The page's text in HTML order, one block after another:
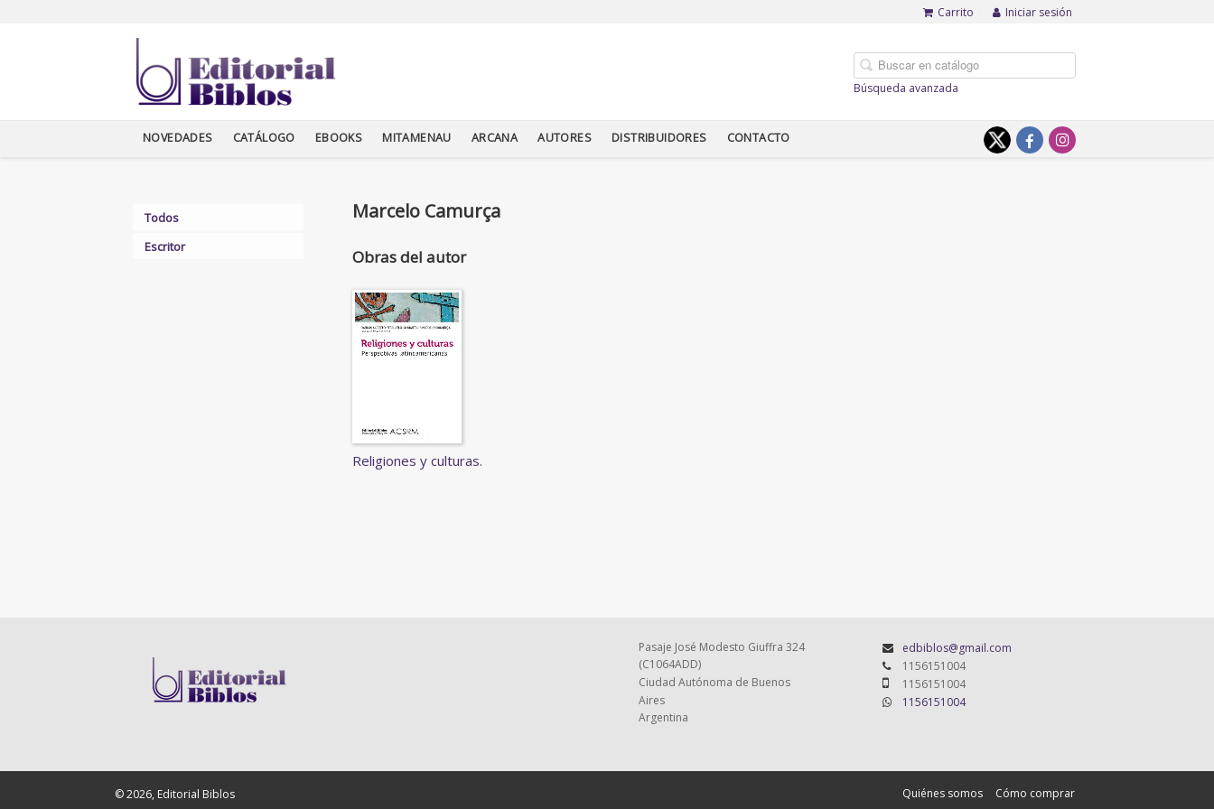
Carrito Iniciar sesión
Búsqueda avanzada
NOVEDADES CATÁLOGO EBOOKS MITAMENAU ARCANA AUTORES DISTRIBUIDORES CONTACTO
Todos
Escritor
Marcelo Camurça
Obras del autor
Religiones y culturas.
Pasaje José Modesto Giuffra 324
(C1064ADD)
Ciudad Autónoma de Buenos
Aires
Argentina
edbiblos@gmail.com
1156151004
1156151004
1156151004
© 2026, Editorial Biblos Quiénes somos Cómo comprar